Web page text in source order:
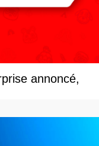
annoncé,